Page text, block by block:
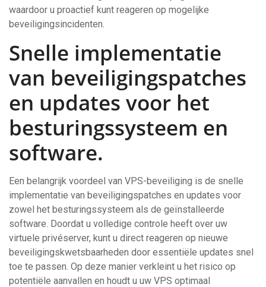
waardoor u proactief kunt reageren op mogelijke
beveiligingsincidenten.
Snelle implementatie
van beveiligingspatches
en updates voor het
besturingssysteem en
software.
Een belangrijk voordeel van VPS-beveiliging is de snelle
implementatie van beveiligingspatches en updates voor
zowel het besturingssysteem als de geïnstalleerde
software. Doordat u volledige controle heeft over uw
virtuele privéserver, kunt u direct reageren op nieuwe
beveiligingskwetsbaarheden door essentiële updates snel
toe te passen. Op deze manier verkleint u het risico op
potentiële aanvallen en houdt u uw VPS optimaal